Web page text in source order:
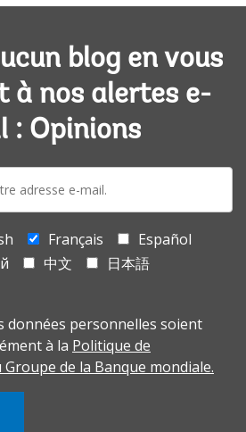
blog en vous
à nos alertes e-
: Opinions
Français
Español
中文
日本語
données personnelles soient
à la Politique de
de la Banque mondiale.